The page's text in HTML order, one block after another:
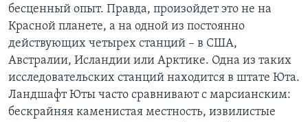
бесценный опыт. Правда, произойдет это не на
Красной планете, а на одной из постоянно
действующих четырех станций – в США,
Австралии, Исландии или Арктике. Одна из таких
исследовательских станций находится в штате Юта.
Ландшафт Юты часто сравнивают с марсианским:
бескрайняя каменистая местность, извилистые